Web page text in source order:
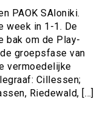
PAOK SAloniki.
week in 1-1. De
bak om de Play-
groepsfase van
vermoedelijke
Cillessen;
Riedewald, […]